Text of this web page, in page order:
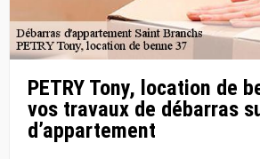
PETRY Tony, location de
vos travaux de débarras
d’appartement